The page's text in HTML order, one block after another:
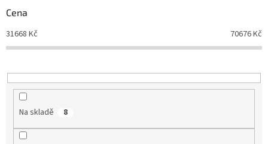
r
o
d
u
t
ů
Cena
31668 Kč 70676Kč
Na skladě 8